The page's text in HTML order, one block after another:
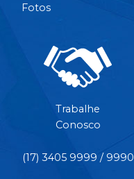
Fotos
Trabalhe
Conosco
(17) 3405 9999 / 9990